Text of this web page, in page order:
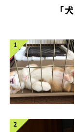
「環境が変わって
中を探索するように
見せていました。
好奇心旺盛でいろい
の“むたらしさ”が
「